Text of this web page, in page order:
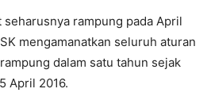
rampung pada April
mengamanatkan seluruh aturan
dalam satu tahun sejak
April 2016.